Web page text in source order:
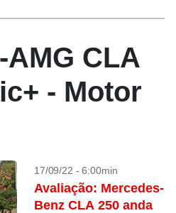
CLA
- Motor
17/09/22 - 6:00min
Avaliação: Mercedes-
Benz CLA 250 anda